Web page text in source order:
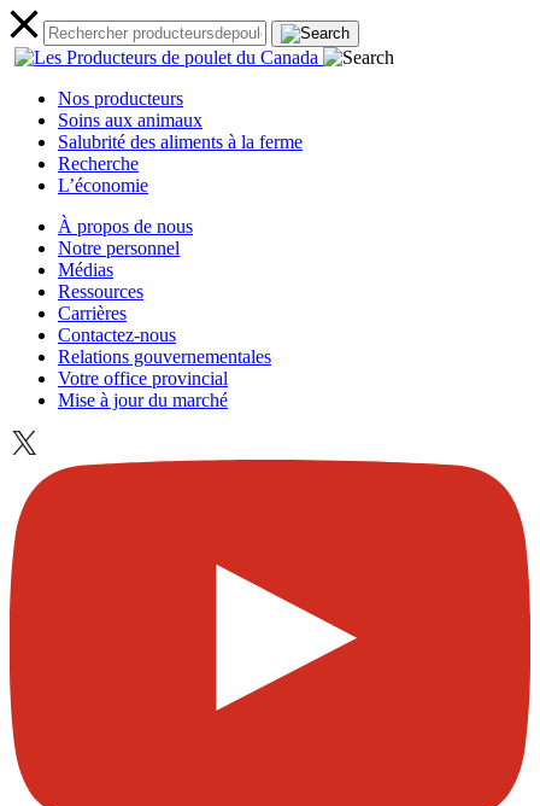
Nos producteurs
Soins aux animaux
Salubrité des aliments à la ferme
Recherche
L’économie
À propos de nous
Notre personnel
Médias
Ressources
Carrières
Contactez-nous
Relations gouvernementales
Votre office provincial
Mise à jour du marché